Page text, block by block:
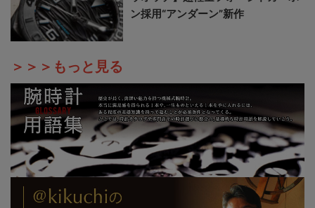
ン採用“アンダーン”新作
＞＞＞もっと見る